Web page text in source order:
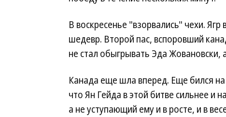
В воскресенье "взорвались" чехи.
шедевр. Второй пас, вспоровший
не стал обыгрывать Эда Жовановски,
Канада еще шла вперед. Еще бился
что Ян Гейда в этой битве сильнее и
а не уступающий ему и в росте, и в